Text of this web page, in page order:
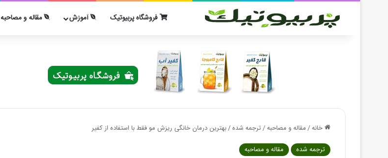
فروشگاه پربیوتیک آموزش مقاله و مصاحبه
خانه/مقاله و مصاحبه/ترجمه شده/بهترین درمان خانگی ریزش مو فقط با استفاده از کفیر
ترجمه شده
مقاله و مصاحبه